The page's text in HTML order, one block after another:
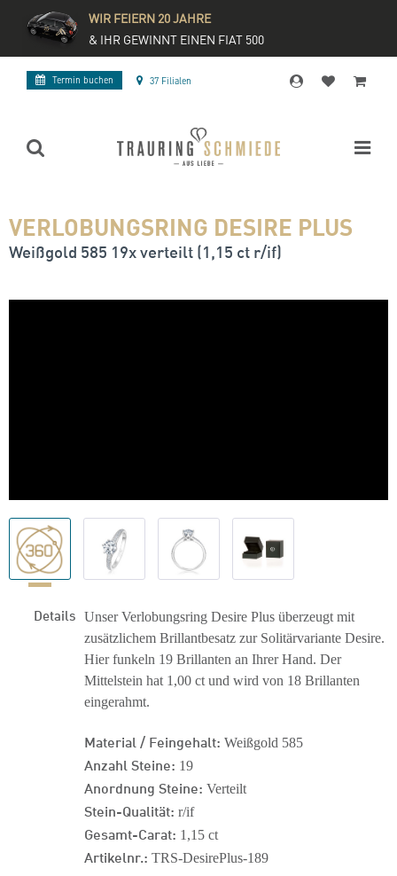
WIR FEIERN 20 JAHRE
& IHR GEWINNT EINEN FIAT 500
Termin buchen 37 Filialen
VERLOBUNGSRING DESIRE PLUS
Weißgold 585 19x verteilt (1,15 ct r/if)
Details Unser Verlobungsring Desire Plus überzeugt mit
zusätzlichem Brillantbesatz zur Solitärvariante Desire.
Hier funkeln 19 Brillanten an Ihrer Hand. Der
Mittelstein hat 1,00 ct und wird von 18 Brillanten
eingerahmt.
Material / Feingehalt: Weißgold 585
Anzahl Steine: 19
Anordnung Steine: Verteilt
Stein-Qualität: r/if
Gesamt-Carat: 1,15 ct
Artikelnr.: TRS-DesirePlus-189